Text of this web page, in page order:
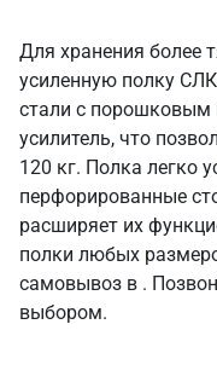
Для хранения более
усиленную полку
стали с порошковым
усилитель, что
120 кг. Полка легко
перфорированные
расширяет их
полки любых
самовывоз в .
выбором.